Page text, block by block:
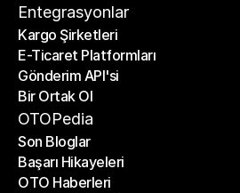
İletişim
Entegrasyonlar
Kargo Şirketleri
Kargo Şirketleri
E-Ticaret Platformları
E-Ticaret Platformları
Gönderim API'si
Gönderim API'si
Bir Ortak Ol
Bir Ortak Ol
OTOPedia
Son Bloglar
Son Bloglar
Başarı Hikayeleri
Başarı Hikayeleri
OTO Haberleri